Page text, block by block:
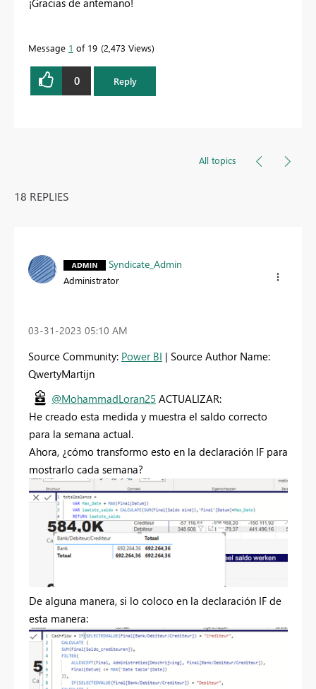
Message 1 of 19 2,473 Views
0 Reply
All topics
18 REPLIES
Syndicate_Admin
Administrator
‎03-31-2023 05:10 AM
Source Community: Power BI | Source Author Name:
QwertyMartijn
@MohammadLoran25 ACTUALIZAR:
He creado esta medida y muestra el saldo correcto
para la semana actual.
Ahora, ¿cómo transformo esto en la declaración IF para
mostrarlo cada semana?
De alguna manera, si lo coloco en la declaración IF de
esta manera: